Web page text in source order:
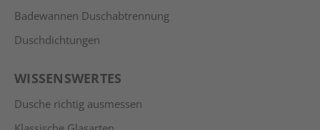
Badewannen Duschabtrennung
Duschdichtungen
WISSENSWERTES
Dusche richtig ausmessen